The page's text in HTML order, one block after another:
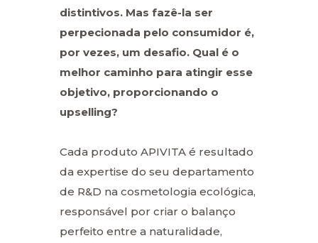
distintivos. Mas fazê-la ser
perpecionada pelo consumidor é,
por vezes, um desafio. Qual é o
melhor caminho para atingir esse
objetivo, proporcionando o
upselling?
Cada produto APIVITA é resultado
da expertise do seu departamento
de R&D na cosmetologia ecológica,
responsável por criar o balanço
perfeito entre a naturalidade,